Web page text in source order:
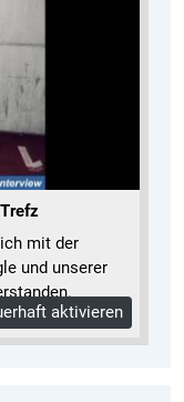
mit der
und unserer
aktivieren